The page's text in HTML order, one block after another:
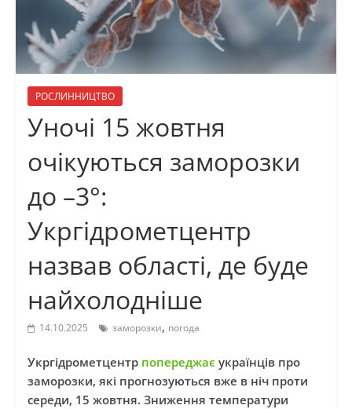
РОСЛИННИЦТВО
Уночі 15 жовтня
очікуються заморозки
до –3°:
Укргідрометцентр
назвав області, де буде
найхолодніше
14.10.2025 заморозки, погода
Укргідрометцентр попереджає українців про
заморозки, які прогнозуються вже в ніч проти
середи, 15 жовтня. Зниження температури